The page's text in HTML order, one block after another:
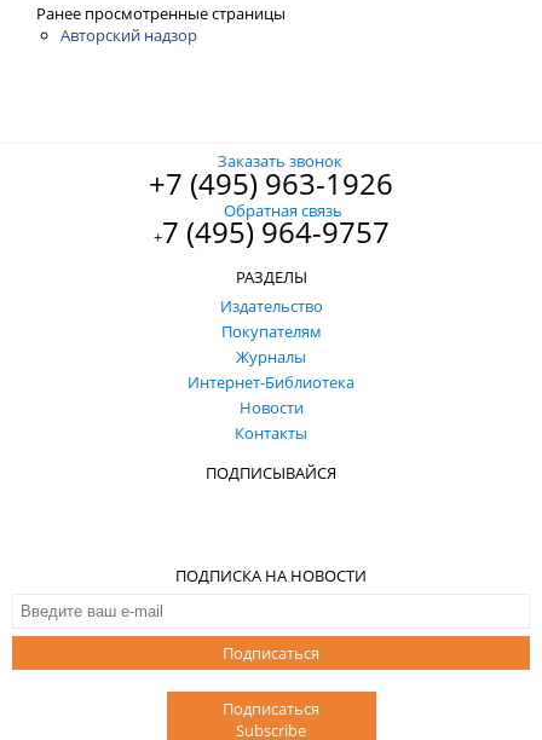
Ранее просмотренные страницы
Авторский надзор
Заказать звонок
+7 (495) 963-1926
Обратная связь
+7 (495) 964-9757
РАЗДЕЛЫ
Издательство
Покупателям
Журналы
Интернет-Библиотека
Новости
Контакты
ПОДПИСЫВАЙСЯ
ПОДПИСКА НА НОВОСТИ
Подписаться
Подписаться
Subscribe